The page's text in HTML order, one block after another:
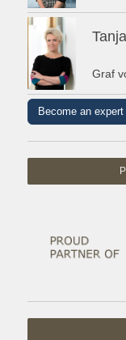
Graf
Become an expert